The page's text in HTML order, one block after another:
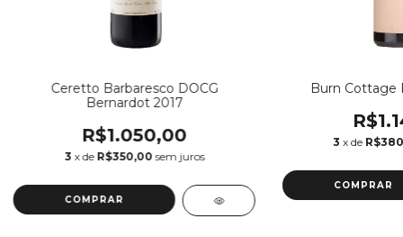
Ceretto Barbaresco DOCG
Bernardot 2017
R$1.050,00
3 x de R$350,00 sem juros
Burn Cottage
3 x de